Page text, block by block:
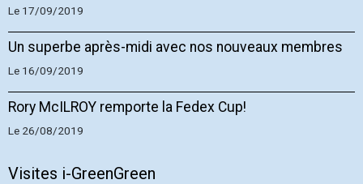
Le 17/09/2019
Un superbe après-midi avec nos nouveaux membres
Le 16/09/2019
Rory McILROY remporte la Fedex Cup!
Le 26/08/2019
Visites i-GreenGreen